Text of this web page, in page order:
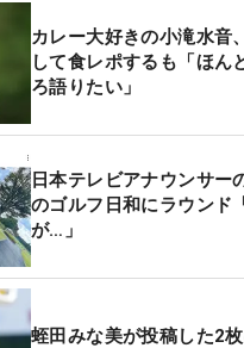
カレー大好きの小滝水音
して食レポするも「ほん
ろ語りたい」
日本テレビアナウンサー
のゴルフ日和にラウンド
が…」
蛭田みな美が投稿した2